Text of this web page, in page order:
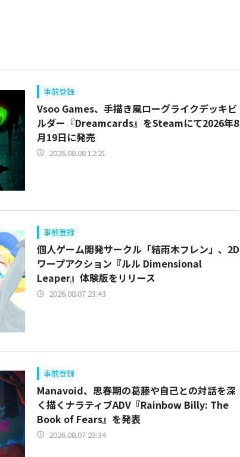
事前登録
Vsoo Games、手描き風ローグライクデッキビ
ルダー『Dreamcards』をSteamにて2026年8
月19日に発売
2026.08.08 12:21
事前登録
個人ゲーム開発サークル「結雨木フレン」、2D
ワープアクション『ルル Dimensional
Leaper』体験版をリリース
2026.08.07 23:43
事前登録
Manavoid、思春期の葛藤や自己との対話を深
く描くナラティブADV『Rainbow Billy: The
Book of Fears』を発表
2026.08.07 23:34